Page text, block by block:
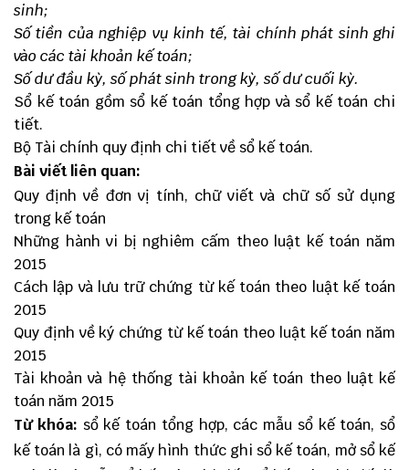
sinh;
Số tiền của nghiệp vụ kinh tế, tài chính phát sinh ghi
vào các tài khoản kế toán;
Số dư đầu kỳ, số phát sinh trong kỳ, số dư cuối kỳ.
Sổ kế toán gồm sổ kế toán tổng hợp và sổ kế toán chi
tiết.
Bộ Tài chính quy định chi tiết về sổ kế toán.
Bài viết liên quan:
Quy định về đơn vị tính, chữ viết và chữ số sử dụng
trong kế toán
Những hành vi bị nghiêm cấm theo luật kế toán năm
2015
Cách lập và lưu trữ chứng từ kế toán theo luật kế toán
2015
Quy định về ký chứng từ kế toán theo luật kế toán năm
2015
Tài khoản và hệ thống tài khoản kế toán theo luật kế
toán năm 2015
Từ khóa: sổ kế toán tổng hợp, các mẫu sổ kế toán, sổ
kế toán là gì, có mấy hình thức ghi sổ kế toán, mở sổ kế